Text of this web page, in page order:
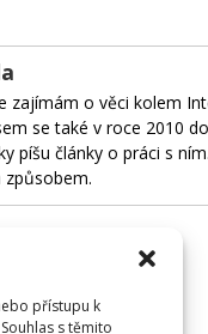
přístupu k
s těmito
zajímám o věci kolem
se také v roce 2010
píšu články o práci s